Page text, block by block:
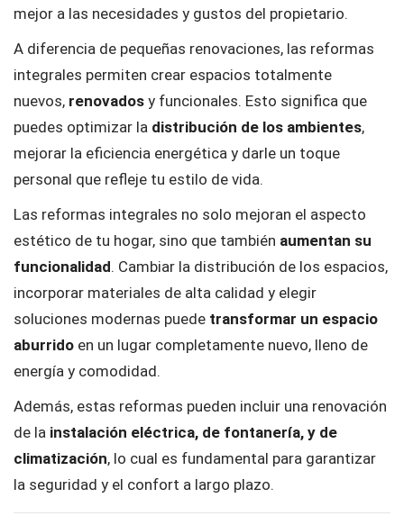
mejor a las necesidades y gustos del propietario.
A diferencia de pequeñas renovaciones, las reformas
integrales permiten crear espacios totalmente
nuevos, renovados y funcionales. Esto significa que
puedes optimizar la distribución de los ambientes,
mejorar la eficiencia energética y darle un toque
personal que refleje tu estilo de vida.
Las reformas integrales no solo mejoran el aspecto
estético de tu hogar, sino que también aumentan su
funcionalidad. Cambiar la distribución de los espacios,
incorporar materiales de alta calidad y elegir
soluciones modernas puede transformar un espacio
aburrido en un lugar completamente nuevo, lleno de
energía y comodidad.
Además, estas reformas pueden incluir una renovación
de la instalación eléctrica, de fontanería, y de
climatización, lo cual es fundamental para garantizar
la seguridad y el confort a largo plazo.